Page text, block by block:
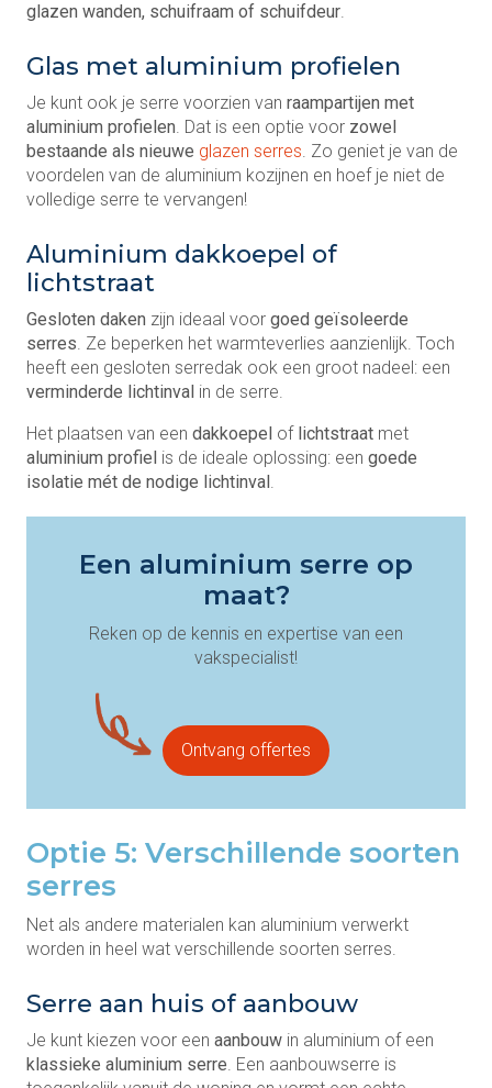
glazen wanden, schuifraam of schuifdeur.
Glas met aluminium profielen
Je kunt ook je serre voorzien van raampartijen met
aluminium profielen. Dat is een optie voor zowel
bestaande als nieuwe glazen serres. Zo geniet je van de
voordelen van de aluminium kozijnen en hoef je niet de
volledige serre te vervangen!
Aluminium dakkoepel of
lichtstraat
Gesloten daken zijn ideaal voor goed geïsoleerde
serres. Ze beperken het warmteverlies aanzienlijk. Toch
heeft een gesloten serredak ook een groot nadeel: een
verminderde lichtinval in de serre.
Het plaatsen van een dakkoepel of lichtstraat met
aluminium profiel is de ideale oplossing: een goede
isolatie mét de nodige lichtinval .
Een aluminium serre op
maat?
Reken op de kennis en expertise van een
vakspecialist!
Ontvang offertes
Optie 5: Verschillende soorten
serres
Net als andere materialen kan aluminium verwerkt
worden in heel wat verschillende soorten serres.
Serre aan huis of aanbouw
Je kunt kiezen voor een aanbouw in aluminium of een
klassieke aluminium serre. Een aanbouwserre is